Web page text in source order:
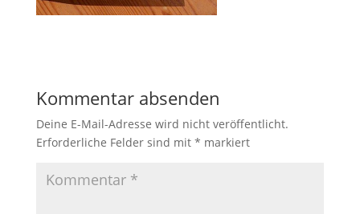
Kommentar absenden
Deine E-Mail-Adresse wird nicht veröffentlicht.
Erforderliche Felder sind mit * markiert